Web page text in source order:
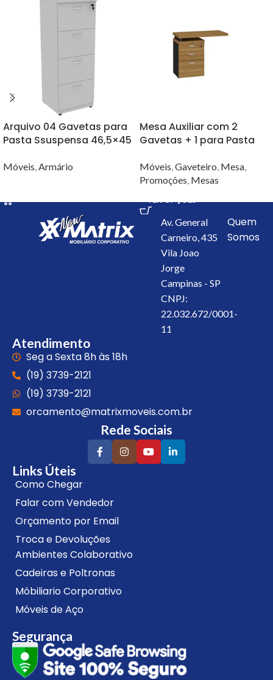
Arquivo 04 Gavetas para
Pasta Ssuspensa 46,5×45
Móveis,Armário
Mesa Auxiliar com 2
Gavetas + 1 para Pasta
TEK9046
Móveis,Gaveteiro, Mesa,
Promoções, Mesas
Av. General
Carneiro, 435
Vila Joao
Jorge
Campinas - SP
CNPJ:
22.032.672/0001-
11
Quem
Somos
Atendimento
Seg a Sexta 8h às 18h
(19) 3739-2121
(19) 3739-2121
orcamento@matrixmoveis.com.br
Rede Sociais
Links Úteis
Como Chegar
Falar com Vendedor
Orçamento por Email
Troca e Devoluções
Ambientes Colaborativo
Cadeiras e Poltronas
Móbiliario Corporativo
Móveis de Aço
Segurança